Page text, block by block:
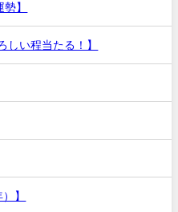
】
しい程当たる！】
】